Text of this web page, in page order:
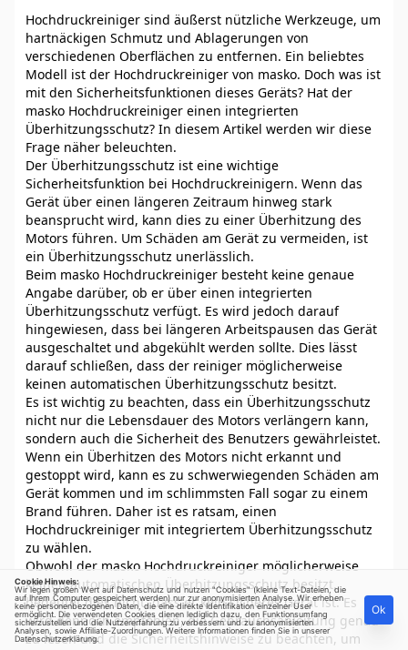
Hochdruckreiniger sind äußerst nützliche Werkzeuge, um
hartnäckigen Schmutz und Ablagerungen von
verschiedenen Oberflächen zu entfernen. Ein beliebtes
Modell ist der Hochdruckreiniger von masko. Doch was ist
mit den Sicherheitsfunktionen dieses Geräts? Hat der
masko Hochdruckreiniger einen integrierten
Überhitzungsschutz? In diesem Artikel werden wir diese
Frage näher beleuchten.
Der Überhitzungsschutz ist eine wichtige
Sicherheitsfunktion bei Hochdruckreinigern. Wenn das
Gerät über einen längeren Zeitraum hinweg stark
beansprucht wird, kann dies zu einer Überhitzung des
Motors führen. Um Schäden am Gerät zu vermeiden, ist
ein Überhitzungsschutz unerlässlich.
Beim masko Hochdruckreiniger besteht keine genaue
Angabe darüber, ob er über einen integrierten
Überhitzungsschutz verfügt. Es wird jedoch darauf
hingewiesen, dass bei längeren Arbeitspausen das Gerät
ausgeschaltet und abgekühlt werden sollte. Dies lässt
darauf schließen, dass der reiniger möglicherweise
keinen automatischen Überhitzungsschutz besitzt.
Es ist wichtig zu beachten, dass ein Überhitzungsschutz
nicht nur die Lebensdauer des Motors verlängern kann,
sondern auch die Sicherheit des Benutzers gewährleistet.
Wenn ein Überhitzen des Motors nicht erkannt und
gestoppt wird, kann es zu schwerwiegenden Schäden am
Gerät kommen und im schlimmsten Fall sogar zu einem
Brand führen. Daher ist es ratsam, einen
Hochdruckreiniger mit integriertem Überhitzungsschutz
zu wählen.
Obwohl der masko Hochdruckreiniger möglicherweise
keinen automatischen Überhitzungsschutz besitzt,
bedeutet dies nicht, dass er kein sicheres Gerät ist. Es
wird dennoch empfohlen, die Gebrauchsanleitung genau
zu lesen und die Sicherheitshinweise zu beachten, um
Cookie Hinweis:
Wir legen großen Wert auf Datenschutz und nutzen "Cookies" (kleine Text-Dateien, die
auf Ihrem Computer gespeichert werden) nur zur anonymisierten Analyse. Wir erheben
keine personenbezogenen Daten, die eine direkte Identifikation einzelner User
ermöglicht. Die verwendeten Cookies dienen lediglich dazu, den Funktionsumfang
sicherzustellen und die Nutzererfahrung zu verbessern und zu anonymisierten
Analysen, sowie Affiliate-Zuordnungen. Weitere Informationen finden Sie in unserer
Datenschutzerklärung.
Ok